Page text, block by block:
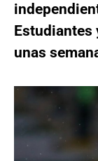
Estudiantes
unas